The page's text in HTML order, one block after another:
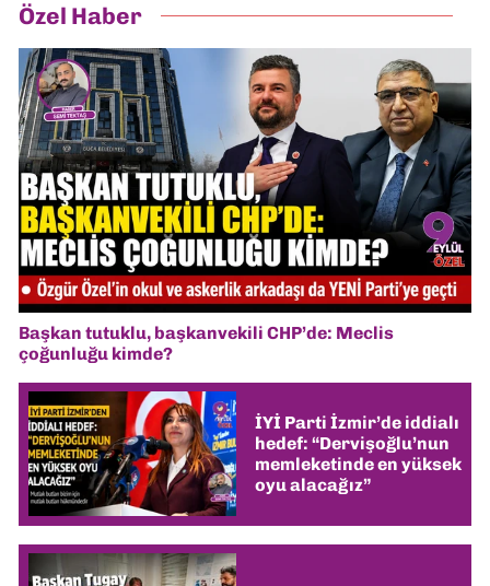
Özel Haber
Başkan tutuklu, başkanvekili CHP’de: Meclis
çoğunluğu kimde?
İYİ Parti İzmir’de iddialı
hedef: “Dervişoğlu’nun
memleketinde en yüksek
oyu alacağız”